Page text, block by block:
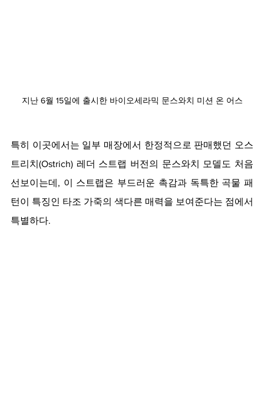
지난 6월 15일에 출시한 바이오세라믹 문스와치 미션 온 어스
특히 이곳에서는 일부 매장에서 한정적으로 판매했던 오스
트리치(Ostrich) 레더 스트랩 버전의 문스와치 모델도 처음
선보이는데, 이 스트랩은 부드러운 촉감과 독특한 곡물 패
턴이 특징인 타조 가죽의 색다른 매력을 보여준다는 점에서
특별하다.